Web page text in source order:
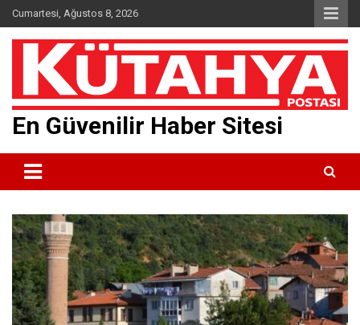
Skip
to
content
Cumartesi, Ağustos 8, 2026
En Güvenilir Haber Sitesi